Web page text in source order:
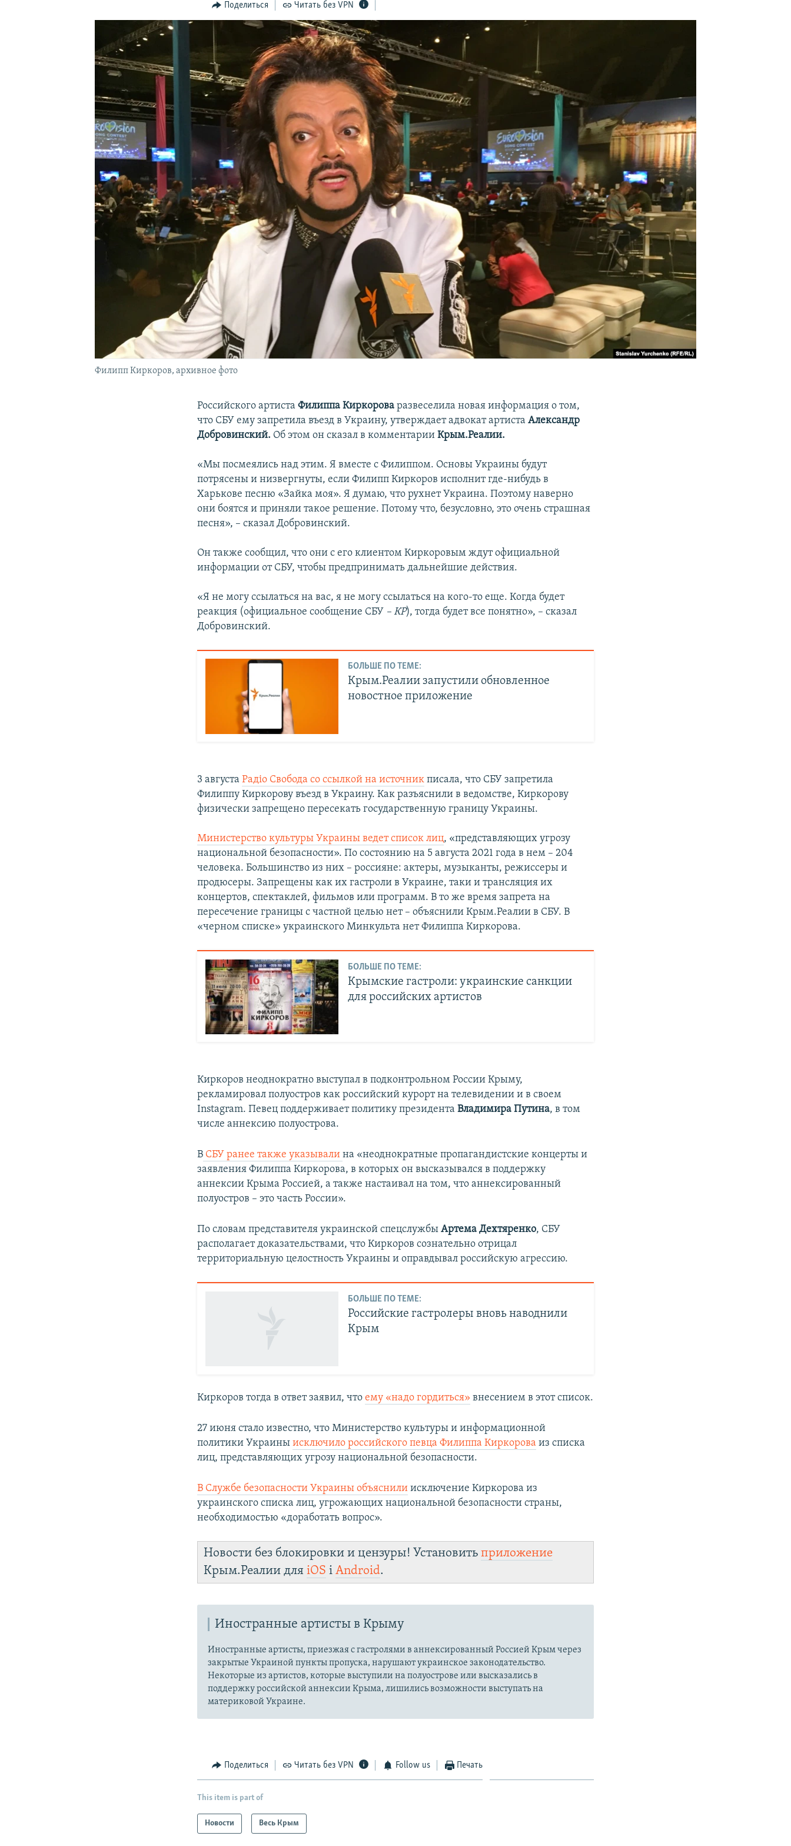
КРЫМ.НЕПОКОРЕННЫЙ
УКРАИНСКАЯ ПРОБЛЕМА КРЫМА
Поделиться Читать без VPN
Филипп Киркоров, архивное фото
Российского артистаФилиппа Киркорова развеселила новая информация о том,
что СБУ ему запретила въезд в Украину, утверждает адвокат артистаАлександр
Добровинский. Об этом он сказал в комментарииКрым.Реалии.
«Мы посмеялись над этим. Я вместе с Филиппом. Основы Украины будут
потрясены и низвергнуты, если Филипп Киркоров исполнит где-нибудь в
Харькове песню «Зайка моя». Я думаю, что рухнет Украина. Поэтому наверно
они боятся и приняли такое решение. Потому что, безусловно, это очень страшная
песня», – сказал Добровинский.
Он также сообщил, что они с его клиентом Киркоровым ждут официальной
информации от СБУ, чтобы предпринимать дальнейшие действия.
«Я не могу ссылаться на вас, я не могу ссылаться на кого-то еще. Когда будет
реакция (официальное сообщение СБУ – КР), тогда будет все понятно», – сказал
Добровинский.
БОЛЬШЕ ПО ТЕМЕ:
Крым.Реалии запустили обновленное
новостное приложение
3 августаРадіо Свобода со ссылкой на источник писала, что СБУ запретила
Филиппу Киркорову въезд в Украину. Как разъяснили в ведомстве, Киркорову
физически запрещено пересекать государственную границу Украины.
Министерство культуры Украины ведет список лиц, «представляющих угрозу
национальной безопасности». По состоянию на 5 августа 2021 года в нем – 204
человека. Большинство из них – россияне: актеры, музыканты, режиссеры и
продюсеры. Запрещены как их гастроли в Украине, таки и трансляция их
концертов, спектаклей, фильмов или программ. В то же время запрета на
пересечение границы с частной целью нет – объяснили Крым.Реалии в СБУ. В
«черном списке» украинского Минкульта нет Филиппа Киркорова.
БОЛЬШЕ ПО ТЕМЕ:
Крымские гастроли: украинские санкции
для российских артистов
Киркоров неоднократно выступал в подконтрольном России Крыму,
рекламировал полуостров как российский курорт на телевидении и в своем
Instagram. Певец поддерживает политику президентаВладимира Путина, в том
числе аннексию полуострова.
В СБУ ранее также указывалина «неоднократные пропагандистские концерты и
заявления Филиппа Киркорова, в которых он высказывался в поддержку
аннексии Крыма Россией, а также настаивал на том, что аннексированный
полуостров – это часть России».
По словам представителя украинской спецслужбыАртема Дехтяренко, СБУ
располагает доказательствами, что Киркоров сознательно отрицал
территориальную целостность Украины и оправдывал российскую агрессию.
БОЛЬШЕ ПО ТЕМЕ:
Российские гастролеры вновь наводнили
Крым
Киркоров тогда в ответ заявил, чтоему «надо гордиться» внесением в этот список.
27 июня стало известно, что Министерство культуры и информационной
политики Украиныисключило российского певца Филиппа Киркорова из списка
лиц, представляющих угрозу национальной безопасности.
В Службе безопасности Украины объяснили исключение Киркорова из
украинского списка лиц, угрожающих национальной безопасности страны,
необходимостью «доработать вопрос».
Новости без блокировки и цензуры! Установитьприложение
Крым.Реалии дляiOS іAndroid.
Иностранные артисты в Крыму
Иностранные артисты, приезжая с гастролями в аннексированный Россией Крым через
закрытые Украиной пункты пропуска, нарушают украинское законодательство.
Некоторые из артистов, которые выступили на полуострове или высказались в
поддержку российской аннексии Крыма, лишились возможности выступать на
материковой Украине.
Поделиться Читать без VPN Follow us Печать
This item is part of
Новости Весь Крым